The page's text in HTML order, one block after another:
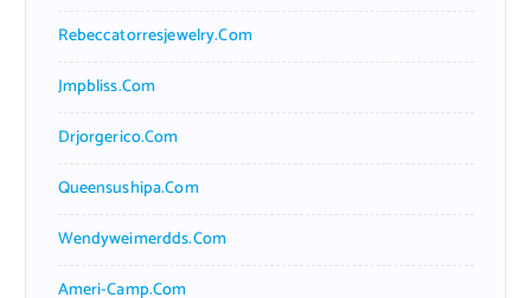
Rebeccatorresjewelry.com
Jmpbliss.com
Drjorgerico.com
Queensushipa.com
Wendyweimerdds.com
Ameri-Camp.com